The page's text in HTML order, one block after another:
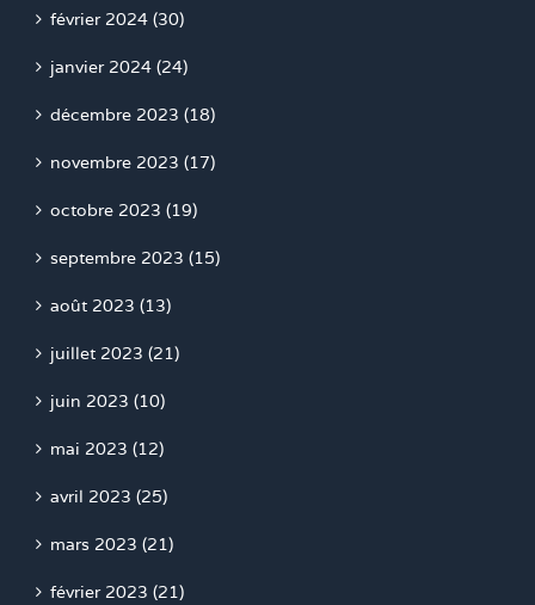
février 2024 (30)
janvier 2024 (24)
décembre 2023 (18)
novembre 2023 (17)
octobre 2023 (19)
septembre 2023 (15)
août 2023 (13)
juillet 2023 (21)
juin 2023 (10)
mai 2023 (12)
avril 2023 (25)
mars 2023 (21)
février 2023 (21)